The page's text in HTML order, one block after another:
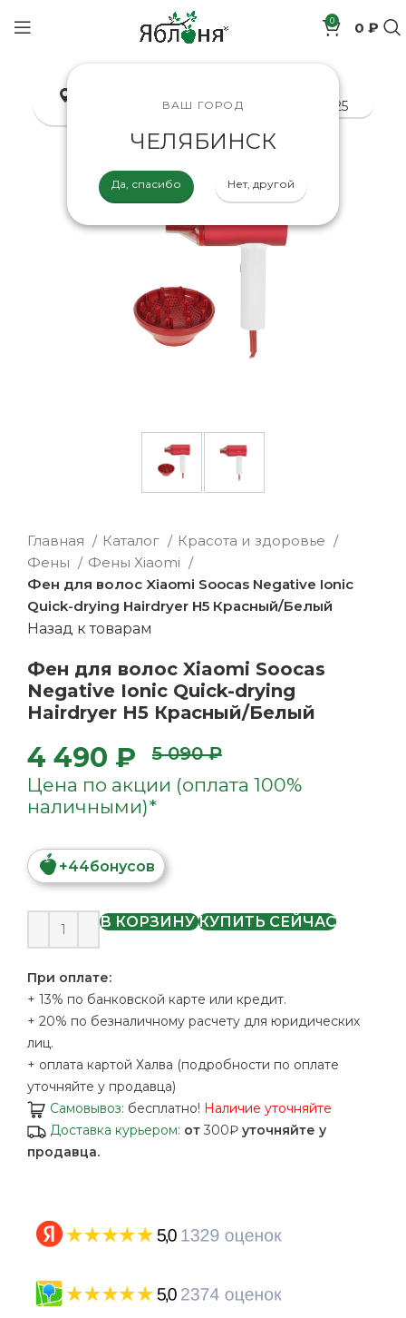
0
позиций0 ₽
ВАШ ГОРОД
ЧЕЛЯБИНСК
Да, спасибо Нет, другой
8-800-200-70-25
Главная Каталог
Красота и здоровье
Фены
Фены Xiaomi
Фен для волос Xiaomi Soocas Negative Ionic
Quick-drying Hairdryer H5 Красный/Белый
Назад к товарам
Фен для волос Xiaomi Soocas
Negative Ionic Quick-drying
Hairdryer H5 Красный/Белый
4 490 ₽ 5 090 ₽
Цена по акции (оплата 100%
наличными)*
+44бонусов
В КОРЗИНУ КУПИТЬ СЕЙЧАС
При оплате:
+ 13% по банковской карте или кредит.
+ 20% по безналичному расчету для юридических
лиц.
+ оплата картой Халва (подробности по оплате
уточняйте у продавца)
Самовывоз: бесплатно! Наличие уточняйте
Доставка курьером: от 300₽ уточняйте у
продавца.